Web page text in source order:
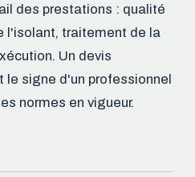
des prestations : qualité
l'isolant, traitement de la
Un devis
le signe d'un professionnel
normes en vigueur.